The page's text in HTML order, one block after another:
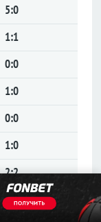
5:0
1:1
0:0
1:0
0:0
1:0
2:2
1:0